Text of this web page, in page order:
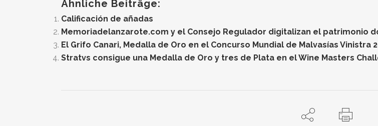
Ähnliche Beiträge:
Calificación de añadas
Memoriadelanzarote.com y el Consejo Regulador digitalizan el patrimonio
El Grifo Canari, Medalla de Oro en el Concurso Mundial de Malvasías Vinistra
Stratvs consigue una Medalla de Oro y tres de Plata en el Wine Masters